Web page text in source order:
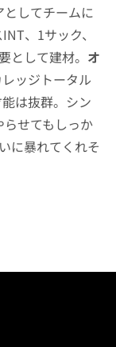
としてチームに
、1サック、
として建材。 オ
ッジトータル
は抜群。シン
せてもしっか
に暴れてくれそ